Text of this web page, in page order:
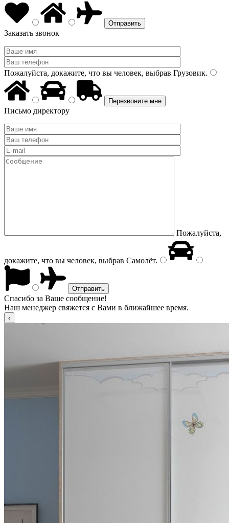
Заказать звонок
Пожалуйста, докажите, что вы человек, выбрав Грузовик.
Письмо директору
Пожалуйста,
докажите, что вы человек, выбрав Самолёт.
Спасибо за Ваше сообщение!
Наш менеджер свяжется с Вами в ближайшее время.